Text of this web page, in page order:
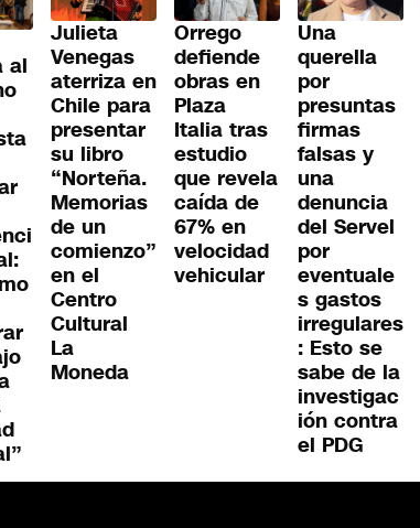
al
Julieta
Venegas
aterriza en
Chile para
presentar
su libro
“Norteña.
Memorias
de un
comienzo”
en el
Centro
Cultural
La
Moneda
Orrego
defiende
obras en
Plaza
Italia tras
estudio
que revela
caída de
67% en
velocidad
vehicular
Una
querella
por
presuntas
firmas
falsas y
una
denuncia
del Servel
por
eventuale
s gastos
irregulares
: Esto se
sabe de la
investigac
ión contra
el PDG